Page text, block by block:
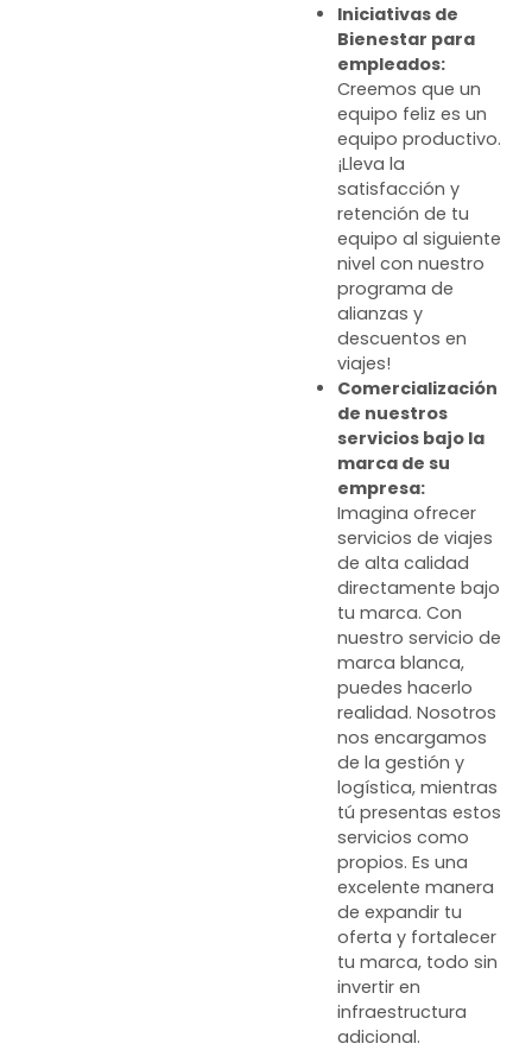
Iniciativas de
Bienestar para
empleados:
Creemos que un
equipo feliz es un
equipo productivo.
¡Lleva la
satisfacción y
retención de tu
equipo al siguiente
nivel con nuestro
programa de
alianzas y
descuentos en
viajes!
Comercialización
de nuestros
servicios bajo la
marca de su
empresa:
Imagina ofrecer
servicios de viajes
de alta calidad
directamente bajo
tu marca. Con
nuestro servicio de
marca blanca,
puedes hacerlo
realidad. Nosotros
nos encargamos
de la gestión y
logística, mientras
tú presentas estos
servicios como
propios. Es una
excelente manera
de expandir tu
oferta y fortalecer
tu marca, todo sin
invertir en
infraestructura
adicional.